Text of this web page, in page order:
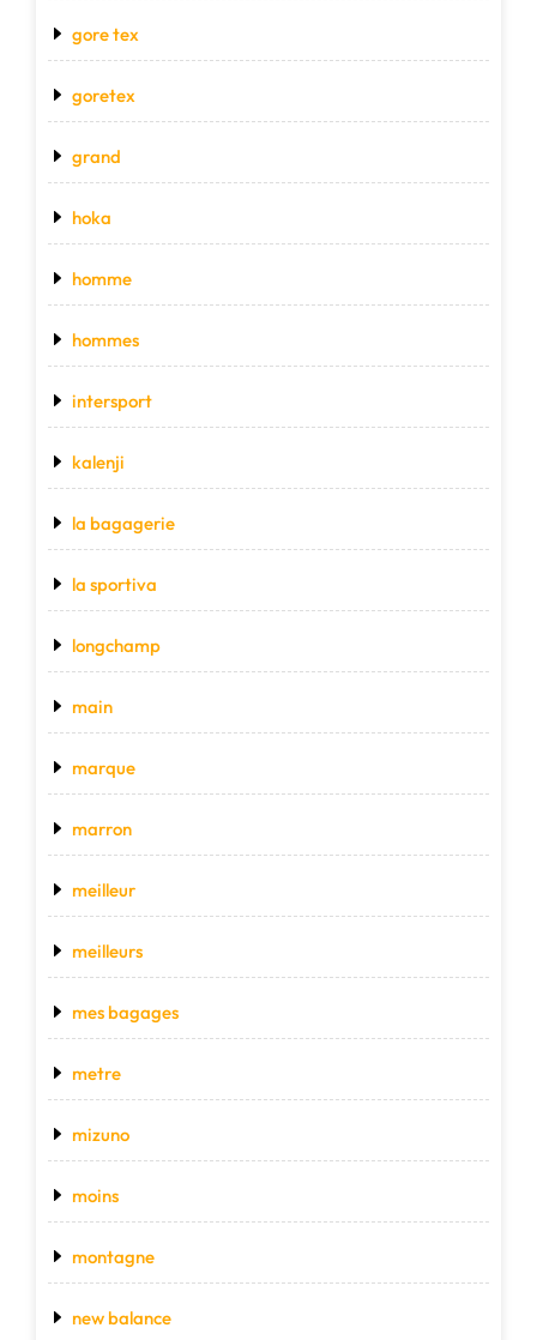
gore tex
goretex
grand
hoka
homme
hommes
intersport
kalenji
la bagagerie
la sportiva
longchamp
main
marque
marron
meilleur
meilleurs
mes bagages
metre
mizuno
moins
montagne
new balance